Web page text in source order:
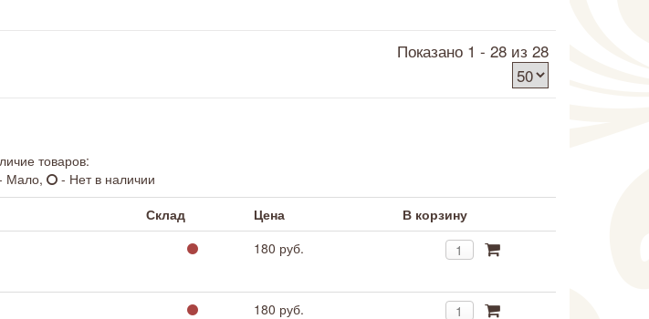
Показано 1 - 28 из 28
товаров:
Мало,
- Нет в наличии
Склад Цена
В корзину
180 руб.
180 руб.